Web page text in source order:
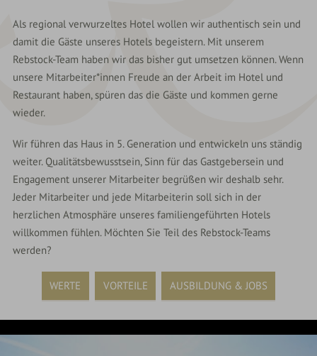
Als regional verwurzeltes Hotel wollen wir authentisch sein und
damit die Gäste unseres Hotels begeistern. Mit unserem
Rebstock-Team haben wir das bisher gut umsetzen können. Wenn
unsere Mitarbeiter*innen Freude an der Arbeit im Hotel und
Restaurant haben, spüren das die Gäste und kommen gerne
wieder.
Wir führen das Haus in 5. Generation und entwickeln uns ständig
weiter. Qualitätsbewusstsein, Sinn für das Gastgebersein und
Engagement unserer Mitarbeiter begrüßen wir deshalb sehr.
Jeder Mitarbeiter und jede Mitarbeiterin soll sich in der
herzlichen Atmosphäre unseres familiengeführten Hotels
willkommen fühlen. Möchten Sie Teil des Rebstock-Teams
werden?
WERTE VORTEILE AUSBILDUNG & JOBS